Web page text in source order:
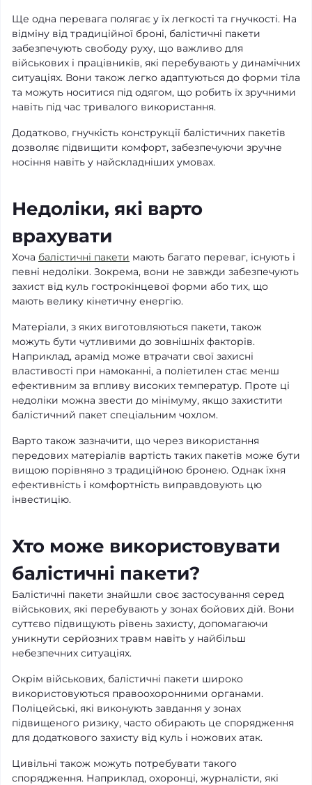
Ще одна перевага полягає у їх легкості та гнучкості. На
відміну від традиційної броні, балістичні пакети
забезпечують свободу руху, що важливо для
військових і працівників, які перебувають у динамічних
ситуаціях. Вони також легко адаптуються до форми тіла
та можуть носитися під одягом, що робить їх зручними
навіть під час тривалого використання.
Додатково, гнучкість конструкції балістичних пакетів
дозволяє підвищити комфорт, забезпечуючи зручне
носіння навіть у найскладніших умовах.
Недоліки, які варто
врахувати
Хоча балістичні пакети мають багато переваг, існують і
певні недоліки. Зокрема, вони не завжди забезпечують
захист від куль гострокінцевої форми або тих, що
мають велику кінетичну енергію.
Матеріали, з яких виготовляються пакети, також
можуть бути чутливими до зовнішніх факторів.
Наприклад, арамід може втрачати свої захисні
властивості при намоканні, а поліетилен стає менш
ефективним за впливу високих температур. Проте ці
недоліки можна звести до мінімуму, якщо захистити
балістичний пакет спеціальним чохлом.
Варто також зазначити, що через використання
передових матеріалів вартість таких пакетів може бути
вищою порівняно з традиційною бронею. Однак їхня
ефективність і комфортність виправдовують цю
інвестицію.
Хто може використовувати
балістичні пакети?
Балістичні пакети знайшли своє застосування серед
військових, які перебувають у зонах бойових дій. Вони
суттєво підвищують рівень захисту, допомагаючи
уникнути серйозних травм навіть у найбільш
небезпечних ситуаціях.
Окрім військових, балістичні пакети широко
використовуються правоохоронними органами.
Поліцейські, які виконують завдання у зонах
підвищеного ризику, часто обирають це спорядження
для додаткового захисту від куль і ножових атак.
Цивільні також можуть потребувати такого
спорядження. Наприклад, охоронці, журналісти, які